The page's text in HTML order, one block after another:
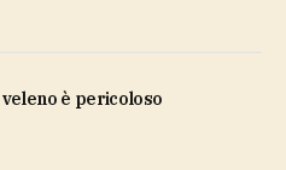
veleno è pericoloso